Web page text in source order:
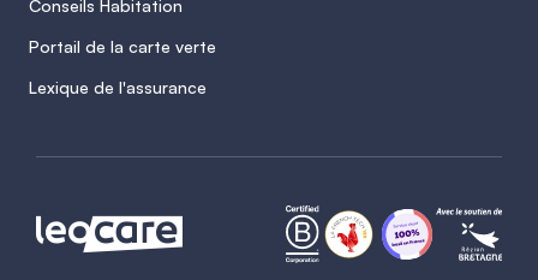
Conseils Habitation
Portail de la carte verte
Lexique de l'assurance